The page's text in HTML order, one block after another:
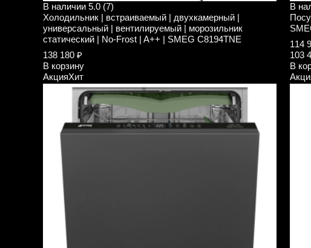
В наличии 5.0 (7)
Холодильник | встраиваемый | двухкамерный |
универсальный | вентилируемый | морозильник
статический | No-Frost | A++ | SMEG C8194TNE
138 180 ₽
В корзину
АкцияХит
В
114
103
В